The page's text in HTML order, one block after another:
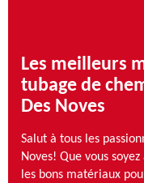
Les meilleurs
tubage de
Des Noves
Salut à tous les
Noves! Que vous
les bons matériaux